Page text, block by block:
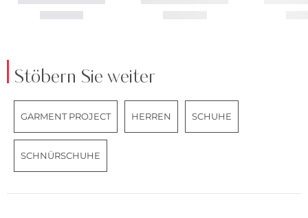
Stöbern Sie weiter
GARMENT PROJECT HERREN SCHUHE
SCHNÜRSCHUHE